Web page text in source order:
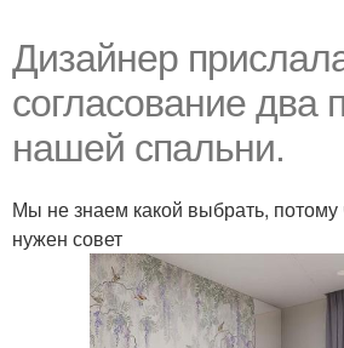
Дизайнер
согласование два
нашей спальни.
Мы не знаем какой выбрать, потому
нужен совет